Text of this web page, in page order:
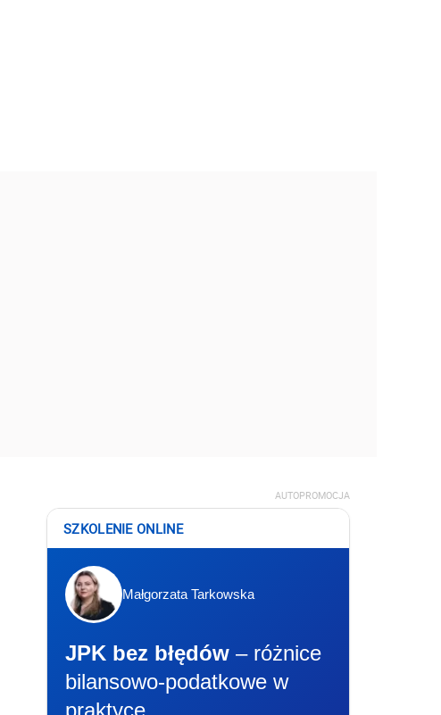
AUTOPROMOCJA
SZKOLENIE ONLINE
Małgorzata Tarkowska
JPK bez błędów – różnice
bilansowo-podatkowe w
praktyce